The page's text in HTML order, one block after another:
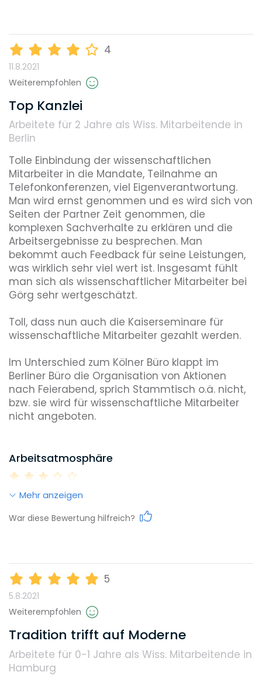
Gehalt
Weiterbildungsmöglichkeiten
Reputation
Diversity
Umweltbewusstsein
Benefits, die dieser Arbeitgeber bietet
4
11.8.2021
Weiterempfohlen
Top Kanzlei
Arbeitete für 2 Jahre als Wiss. Mitarbeitende in
Berlin
Tolle Einbindung der wissenschaftlichen
Mitarbeiter in die Mandate, Teilnahme an
Telefonkonferenzen, viel Eigenverantwortung.
Man wird ernst genommen und es wird sich von
Seiten der Partner Zeit genommen, die
komplexen Sachverhalte zu erklären und die
Arbeitsergebnisse zu besprechen. Man
bekommt auch Feedback für seine Leistungen,
was wirklich sehr viel wert ist. Insgesamt fühlt
man sich als wissenschaftlicher Mitarbeiter bei
Görg sehr wertgeschätzt.
Toll, dass nun auch die Kaiserseminare für
wissenschaftliche Mitarbeiter gezahlt werden.
Im Unterschied zum Kölner Büro klappt im
Berliner Büro die Organisation von Aktionen
nach Feierabend, sprich Stammtisch o.ä. nicht,
bzw. sie wird für wissenschaftliche Mitarbeiter
nicht angeboten.
Arbeitsatmosphäre
Gehalt
Weiterbildungsmöglichkeiten
Mehr anzeigen
War diese Bewertung hilfreich?
5
5.8.2021
Weiterempfohlen
Tradition trifft auf Moderne
Arbeitete für 0-1 Jahre als Wiss. Mitarbeitende in
Hamburg